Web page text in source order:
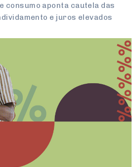
consumo aponta cautela das
e juros elevados